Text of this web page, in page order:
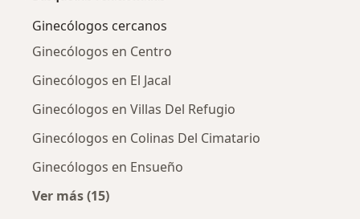
Ginecólogos cercanos
Ginecólogos en Centro
Ginecólogos en El Jacal
Ginecólogos en Villas Del Refugio
Ginecólogos en Colinas Del Cimatario
Ginecólogos en Ensueño
Ver más (15)